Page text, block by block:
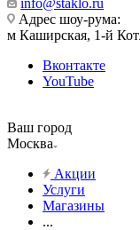
info@staklo.ru
Адрес шоу-рума:
м Каширская, 1-й
Вконтакте
YouTube
Ваш город
Москва
Акции
Услуги
Магазины
...